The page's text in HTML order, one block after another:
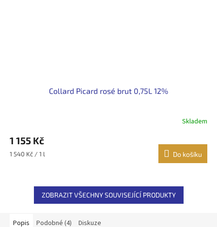
Collard Picard rosé brut 0,75L 12%
Skladem
1 155 Kč
Měrná
1 540 Kč / 1 l Do košíku
ZOBRAZIT VŠECHNY SOUVISEJÍCÍ PRODUKTY
Popis Podobné (4) Diskuze